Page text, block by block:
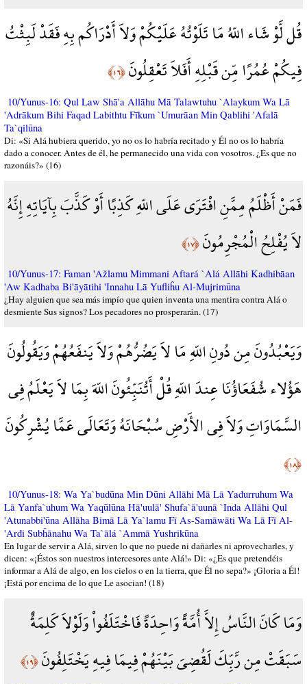
قُل لَّوْ شَاء اللّهُ مَا تَلَوْتُهُ عَلَيْكُمْ وَلاَ أَدْرَاكُم بِهِ فَقَدْ لَبِثْتُ
فِيكُمْ عُمُرًا مِّن قَبْلِهِ أَفَلاَ تَعْقِلُونَ﴿١٦﴾
10/Yunus-16: Qul Law Shā'a Allāhu Mā Talawtuhu `Alaykum Wa Lā
'Adrākum Bihi Faqad Labithtu Fīkum `Umurāan Min Qablihi 'Afalā
Ta`qilūna
Di: «Si Alá hubiera querido, yo no os lo habría recitado y Él no os lo habría
dado a conocer. Antes de él, he permanecido una vida con vosotros. ¿Es que no
razonáis?» (16)
فَمَنْ أَظْلَمُ مِمَّنِ افْتَرَى عَلَى اللّهِ كَذِبًا أَوْ كَذَّبَ بِآيَاتِهِ إِنَّهُ
لاَ يُفْلِحُ الْمُجْرِمُونَ﴿١٧﴾
10/Yunus-17: Faman 'Ažlamu Mimmani Aftará `Alá Allāhi Kadhibāan
'Aw Kadhaba Bi'āyātihi 'Innahu Lā Yufliĥu Al-Mujrimūna
¿Hay alguien que sea más impío que quien inventa una mentira contra Alá o
desmiente Sus signos? Los pecadores no prosperarán. (17)
وَيَعْبُدُونَ مِن دُونِ اللّهِ مَا لاَ يَضُرُّهُمْ وَلاَ يَنفَعُهُمْ وَيَقُولُونَ
هَؤُلاء شُفَعَاؤُنَا عِندَ اللّهِ قُلْ أَتُنَبِّئُونَ اللّهَ بِمَا لاَ يَعْلَمُ فِي
السَّمَاوَاتِ وَلاَ فِي الأَرْضِ سُبْحَانَهُ وَتَعَالَى عَمَّا يُشْرِكُونَ
﴿١٨﴾
10/Yunus-18: Wa Ya`budūna Min Dūni Allāhi Mā Lā Yađurruhum Wa
Lā Yanfa`uhum Wa Yaqūlūna Hā'uulā' Shufa`ā'uunā `Inda Allāhi Qul
'Atunabbi'ūna Allāha Bimā Lā Ya`lamu Fī As-Samāwāti Wa Lā Fī Al-
'Arđi Subĥānahu Wa Ta`ālá `Ammā Yushrikūna
En lugar de servir a Alá, sirven lo que no puede ni dañarles ni aprovecharles, y
dicen: «¡Éstos son nuestros intercesores ante Alá!» Di: «¿Es que pretendéis
informar a Alá de algo, en los cielos o en la tierra, que Él no sepa?» ¡Gloria a Él!
¡Está por encima de lo que Le asocian! (18)
وَمَا كَانَ النَّاسُ إِلاَّ أُمَّةً وَاحِدَةً فَاخْتَلَفُواْ وَلَوْلاَ كَلِمَةٌ
سَبَقَتْ مِن رَّبِّكَ لَقُضِيَ بَيْنَهُمْ فِيمَا فِيهِ يَخْتَلِفُونَ﴿١٩﴾